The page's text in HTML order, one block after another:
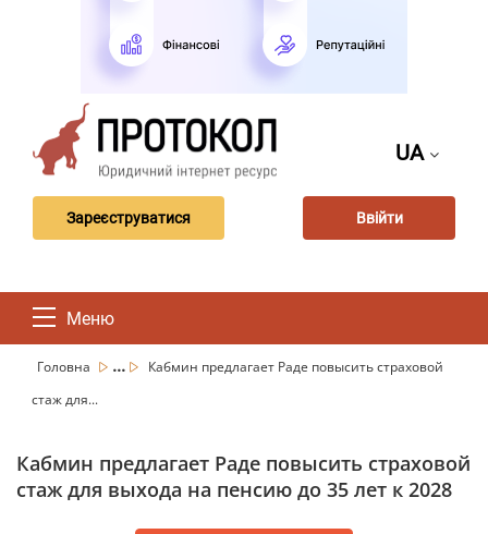
UA
Зареєструватися Ввійти
Меню
Головна ...
Кабмин предлагает Раде повысить страховой
стаж для...
Кабмин предлагает Раде повысить страховой
стаж для выхода на пенсию до 35 лет к 2028